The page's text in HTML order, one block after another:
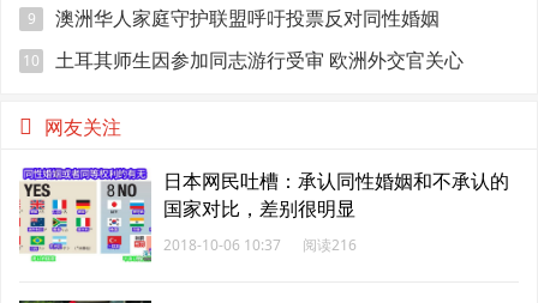
9 澳洲华人家庭守护联盟呼吁投票反对同性婚姻
10 土耳其师生因参加同志游行受审 欧洲外交官关心
网友关注
日本网民吐槽：承认同性婚姻和不承认的
国家对比，差别很明显
2018-10-06 10:37 阅读216